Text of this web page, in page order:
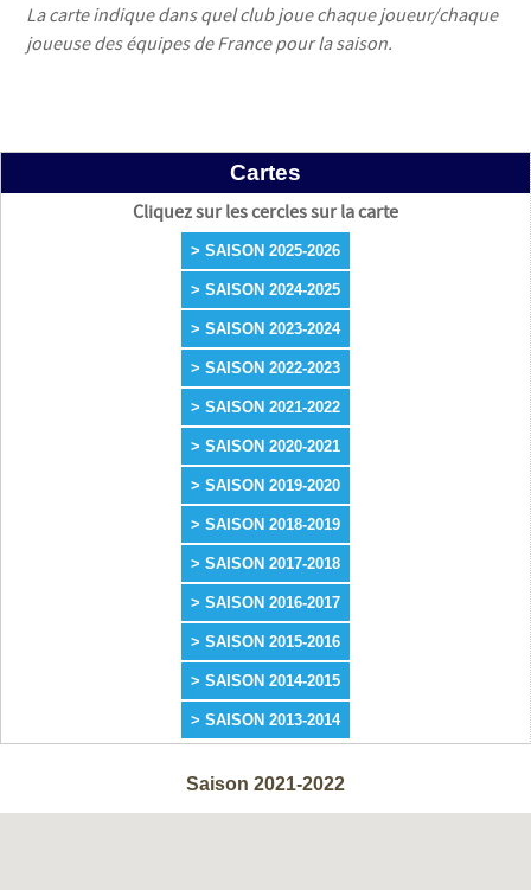
La carte indique dans quel club joue chaque joueur/chaque
joueuse des équipes de France pour la saison.
Cartes
Cliquez sur les cercles sur la carte
> SAISON 2025-2026
> SAISON 2024-2025
> SAISON 2023-2024
> SAISON 2022-2023
> SAISON 2021-2022
> SAISON 2020-2021
> SAISON 2019-2020
> SAISON 2018-2019
> SAISON 2017-2018
> SAISON 2016-2017
> SAISON 2015-2016
> SAISON 2014-2015
> SAISON 2013-2014
Saison 2021-2022